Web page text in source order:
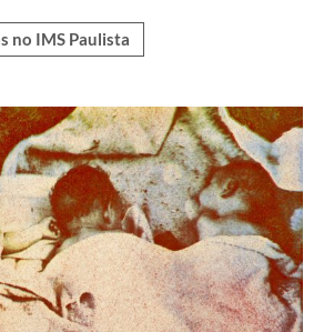
no IMS Paulista